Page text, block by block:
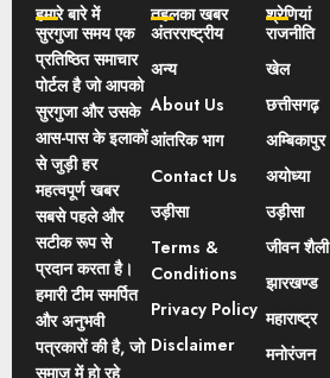
हमारे बारे में
सुरगुजा समय एक
प्रतिष्ठित समाचार
पोर्टल है जो आपको
सुरगुजा और उसके
आस-पास के इलाकों
से जुड़ी हर
महत्वपूर्ण खबर
सबसे पहले और
सटीक रूप से
प्रदान करता है।
हमारी टीम समर्पित
और अनुभवी
पत्रकारों की है, जो
समाज में हो रहे
तहलका खबर
अंतरराष्ट्रीय
अन्य
About Us
आंतरिक भाग
Contact Us
उड़ीसा
Terms &
Conditions
Privacy Policy
Disclaimer
श्रेणियां
राजनीति
खेल
छत्तीसगढ़
अम्बिकापुर
अयोध्या
उड़ीसा
जीवन शैली
झारखण्ड
महाराष्ट्र
मनोरंजन